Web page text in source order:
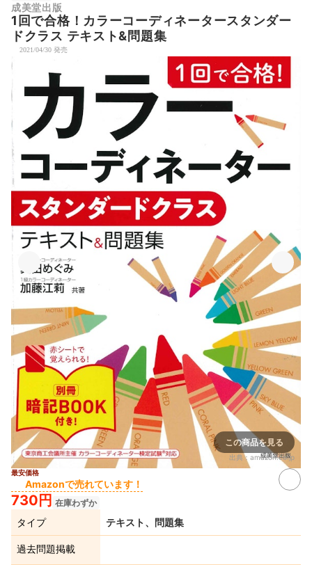
成美堂出版
1回で合格！カラーコーディネータースタンダー
ドクラス テキスト&問題集
2021/04/30 発売
この商品を見る
出典： amazon.co.jp
最安価格
Amazonで売れています！
730円 在庫わずか
タイプ テキスト、問題集
過去問題掲載